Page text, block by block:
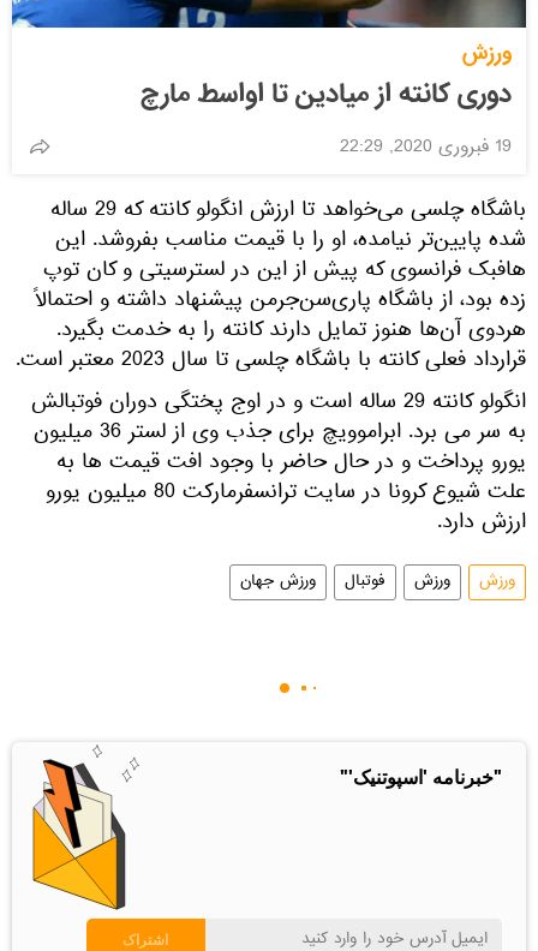
ورزش
دوری کانته از میادین تا اواسط مارچ
19 فبروری 2020, 22:29
باشگاه چلسی می‌خواهد تا ارزش انگولو کانته که 29 ساله
شده پایین‌تر نیامده، او را با قیمت مناسب بفروشد. این
هافبک فرانسوی که پیش از این در لسترسیتی و کان توپ
زده بود، از باشگاه‌ پاری‌سن‌جرمن پیشنهاد داشته و احتمالاً
هردوی آن‌ها هنوز تمایل دارند کانته را به خدمت بگیرد.
قرارداد فعلی کانته با باشگاه چلسی تا سال 2023 معتبر است.
انگولو کانته 29 ساله است و در اوج پختگی دوران فوتبالش
به سر می برد. ابراموویچ برای جذب وی از لستر 36 میلیون
یورو پرداخت و در حال حاضر با وجود افت قیمت ها به
علت شیوع کرونا در سایت ترانسفرمارکت 80 میلیون یورو
ارزش دارد.
ورزش ورزش فوتبال ورزش جهان
"خبرنامه 'اسپوتنیک'"